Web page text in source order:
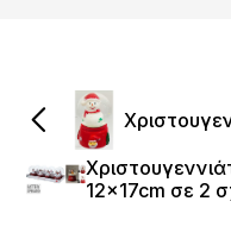
12x17cm σε 2